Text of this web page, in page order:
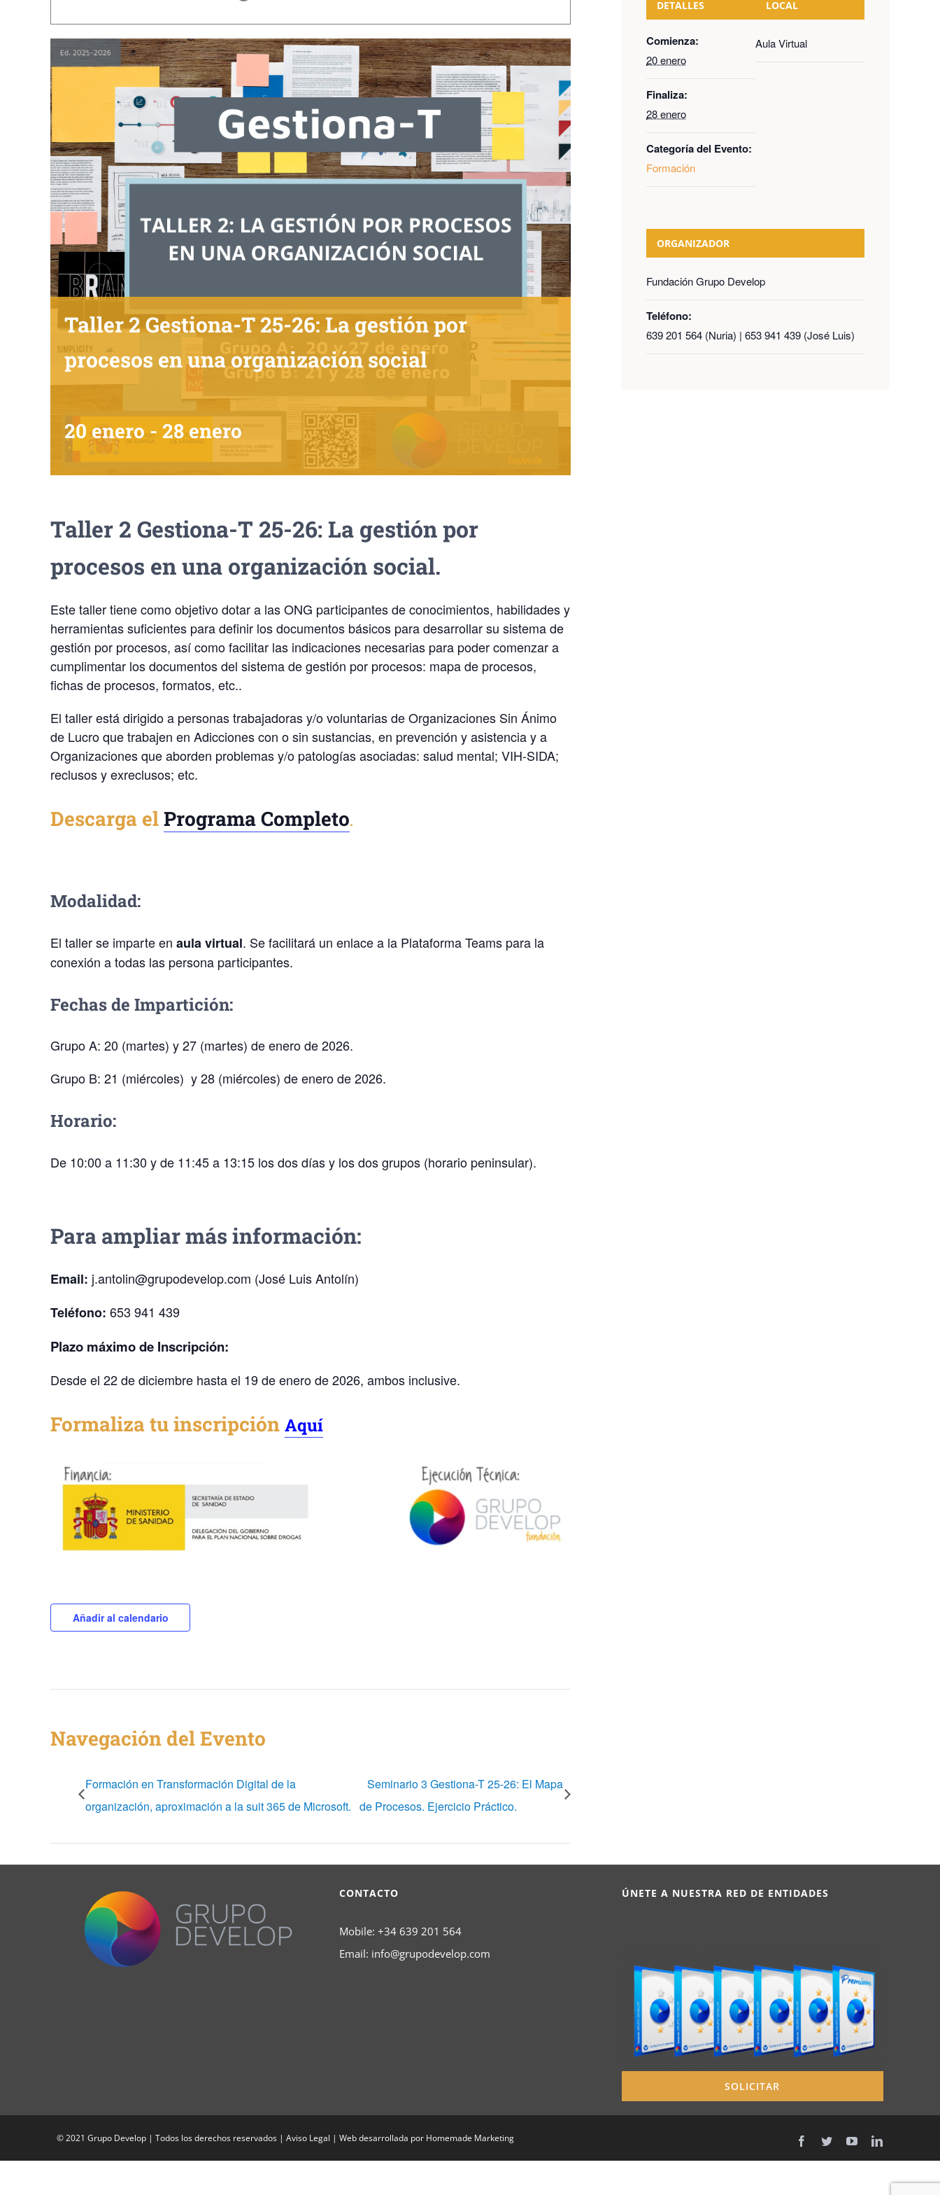
Taller 2 Gestiona-T 25-26: La gestión por
procesos en una organización social
20 enero- 28 enero
Taller 2 Gestiona-T 25-26: La gestión por
procesos en una organización social.
Este taller tiene como objetivo dotar a las ONG participantes de conocimientos, habilidades y
herramientas suficientes para definir los documentos básicos para desarrollar su sistema de
gestión por procesos, así como facilitar las indicaciones necesarias para poder comenzar a
cumplimentar los documentos del sistema de gestión por procesos: mapa de procesos,
fichas de procesos, formatos, etc..
El taller está dirigido a personas trabajadoras y/o voluntarias de Organizaciones Sin Ánimo
de Lucro que trabajen en Adicciones con o sin sustancias, en prevención y asistencia y a
Organizaciones que aborden problemas y/o patologías asociadas: salud mental; VIH-SIDA;
reclusos y exreclusos; etc.
Descarga elPrograma Completo.
Modalidad:
El taller se imparte en aula virtual. Se facilitará un enlace a la Plataforma Teams para la
conexión a todas las persona participantes.
Fechas de Impartición:
Grupo A: 20 (martes) y 27 (martes) de enero de 2026.
Grupo B: 21 (miércoles) y 28 (miércoles) de enero de 2026.
Horario:
De 10:00 a 11:30 y de 11:45 a 13:15 los dos días y los dos grupos (horario peninsular).
Para ampliar más información:
Email: j.antolin@grupodevelop.com (José Luis Antolín)
Teléfono: 653 941 439
Plazo máximo de Inscripción:
Desde el 22 de diciembre hasta el 19 de enero de 2026, ambos inclusive.
Formaliza tu inscripción Aquí
Añadir al calendario
Navegación del Evento
Formación en Transformación Digital de la
organización, aproximación a la suit 365 de Microsoft.
Seminario 3 Gestiona-T 25-26: El Mapa
de Procesos. Ejercicio Práctico.
DETALLES
Comienza:
20 enero
Finaliza:
28 enero
Categoría del Evento:
Formación
LOCAL
Aula Virtual
ORGANIZADOR
Fundación Grupo Develop
Teléfono:
639 201 564 (Nuria) | 653 941 439 (José Luis)
CONTACTO
Mobile:+34 639 201 564
Email: info@grupodevelop.com
ÚNETE A NUESTRA RED DE ENTIDADES
SOLICITAR
© 2021 Grupo Develop | Todos los derechos reservados |Aviso Legal | Web desarrollada por Homemade Marketing Facebook
TwitterYouTubeLinkedIn